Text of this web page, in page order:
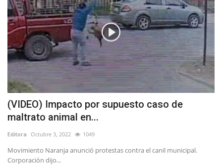
Policial
Tribunales
Deporte
Política
Espectáculos
(VIDEO) Impacto por supuesto caso de
maltrato animal en...
Editora Octubre 3, 2022 1049
Movimiento Naranja anunció protestas contra el canil municipal.
Corporación dijo...